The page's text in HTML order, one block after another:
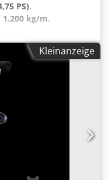
PS),
1.200 kg/m,
Inserat dient
und stellt kein
LANDER 812R
Hubkraft | Kubota
812R ist ein
für den
Baugewerbe,
Reiterhöfen und in
mit dem bewährten
Fahrantrieb
der LANDER
Bedienung und
Kleinanzeige